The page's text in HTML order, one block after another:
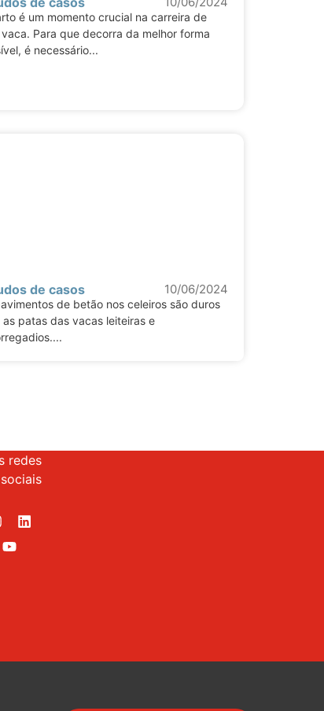
é um momento crucial na carreira de
vaca. Para que decorra da melhor forma
é necessário...
de casos 10/06/2024
de betão nos celeiros são duros
as patas das vacas leiteiras e
redes
sociais